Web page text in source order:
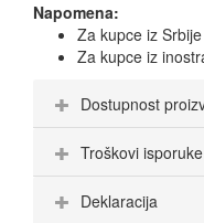
Napomena:
Za kupce iz
Za kupce iz
Dostupnost
Troškovi isporuke
Deklaracija